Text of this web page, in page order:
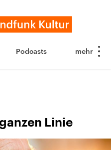
Podcasts
Linie